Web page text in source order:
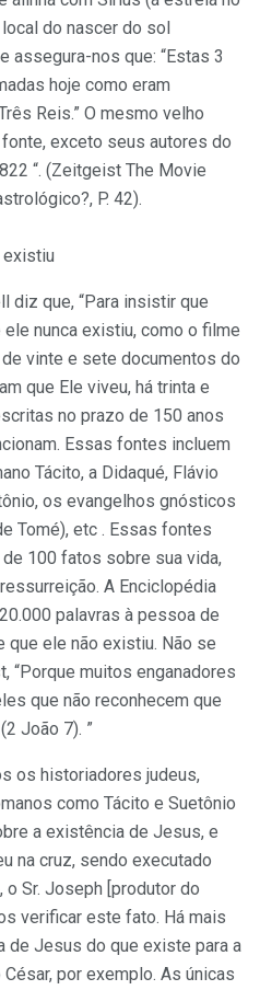
do nascer do sol
assegura-nos que: “Estas 3
hoje como eram
Reis.” O mesmo velho
exceto seus autores do
“. (Zeitgeist The Movie
P. 42).
existiu
diz que, “Para insistir que
nunca existiu, como o filme
vinte e sete documentos do
que Ele viveu, há trinta e
no prazo de 150 anos
Essas fontes incluem
Tácito, a Didaqué, Flávio
os evangelhos gnósticos
Tomé), etc . Essas fontes
100 fatos sobre sua vida,
A Enciclopédia
palavras à pessoa de
que ele não existiu. Não se
“Porque muitos enganadores
que não reconhecem que
João 7). ”
os historiadores judeus,
como Tácito e Suetônio
a existência de Jesus, e
na cruz, sendo executado
Sr. Joseph [produtor do
verificar este fato. Há mais
de Jesus do que existe para a
por exemplo. As únicas